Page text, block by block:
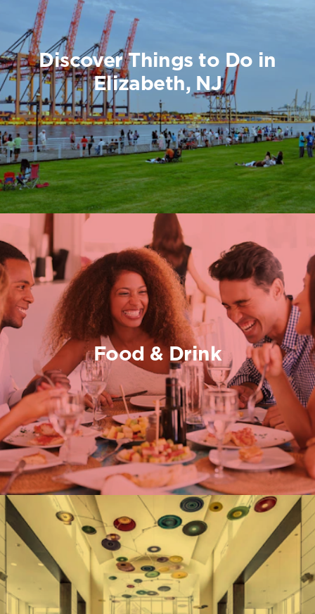
Discover Things to Do in
Elizabeth, NJ
Food & Drink